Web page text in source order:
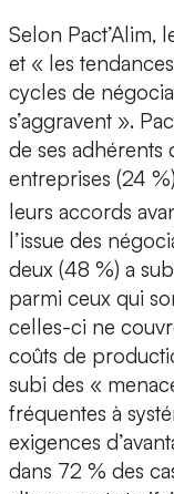
Selon Pact’Alim,
et « les
cycles de
s’aggravent ».
de ses adhérents
entreprises (24
leurs accords
l’issue des
deux (48 %) a
parmi ceux qui
celles-ci ne
coûts de
subi des «
fréquentes à
exigences
dans 72 % des